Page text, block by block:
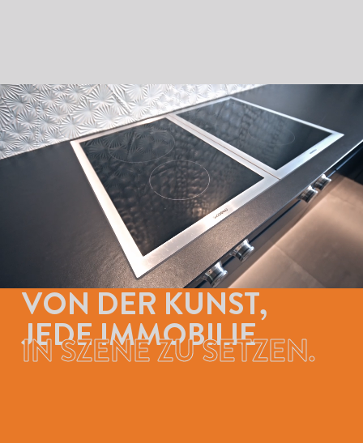
VON DER KUNST,
JEDE IMMOBILIE
IN SZENE ZU SETZEN.